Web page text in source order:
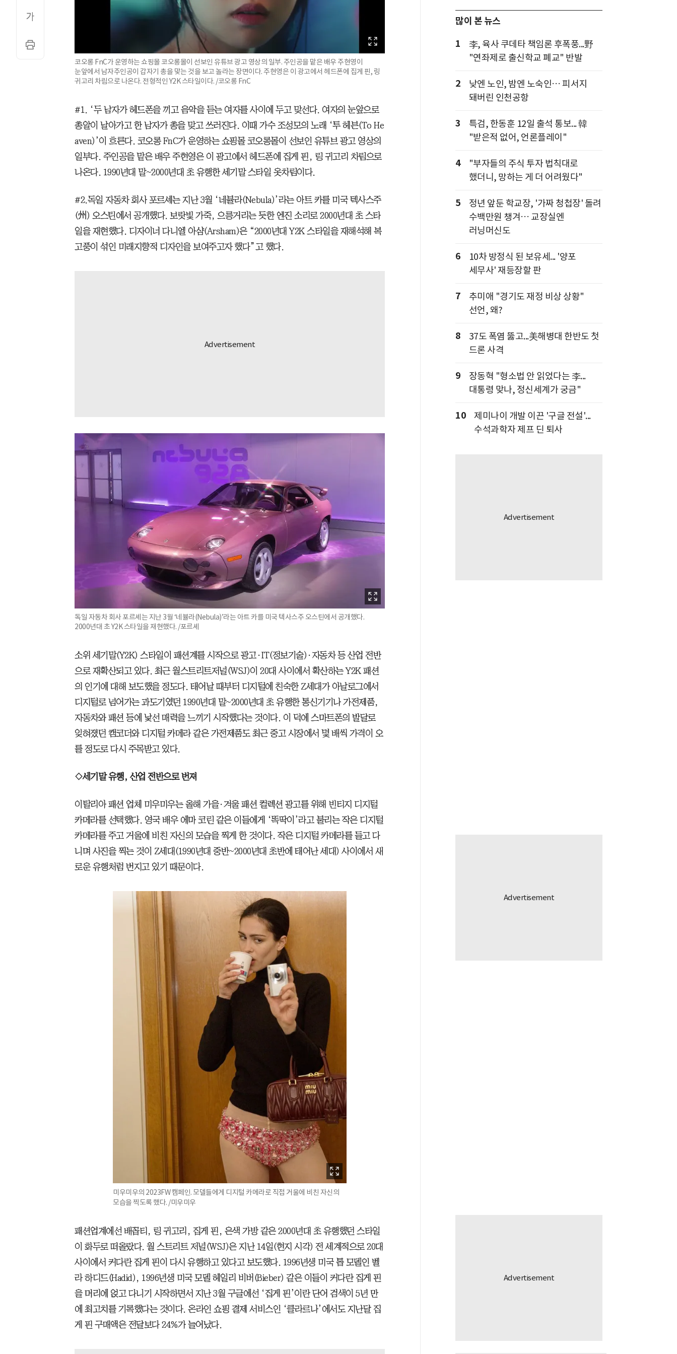
코오롱 FnC가 운영하는 쇼핑몰 코오롱몰이 선보인 유튜브 광고 영상의 일부. 주인공을 맡은 배우 주현영이
눈앞에서 남자주인공이 갑자기 총을 맞는 것을 보고 놀라는 장면이다. 주현영은 이 광고에서 헤드폰에 집게 핀, 링
귀고리 차림으로 나온다. 전형적인 Y2K 스타일이다. /코오롱 FnC
#1. ‘두 남자가 헤드폰을 끼고 음악을 듣는 여자를 사이에 두고 맞선다. 여자의 눈앞으로
총알이 날아가고 한 남자가 총을 맞고 쓰러진다. 이때 가수 조성모의 노래 ‘투 헤븐(To He
aven)’이 흐른다. 코오롱 FnC가 운영하는 쇼핑몰 코오롱몰이 선보인 유튜브 광고 영상의
일부다. 주인공을 맡은 배우 주현영은 이 광고에서 헤드폰에 집게 핀, 링 귀고리 차림으로
나온다. 1990년대 말~2000년대 초 유행한 세기말 스타일 옷차림이다.
#2.독일 자동차 회사 포르셰는 지난 3월 ‘네뷸라(Nebula)’라는 아트 카를 미국 텍사스주
(州) 오스틴에서 공개했다. 보랏빛 가죽, 으릉거리는 듯한 엔진 소리로 2000년대 초 스타
일을 재현했다. 디자이너 다니엘 아샴(Arsham)은 “2000년대 Y2K 스타일을 재해석해 복
고풍이 섞인 미래지향적 디자인을 보여주고자 했다”고 했다.
독일 자동차 회사 포르셰는 지난 3월 ‘네뷸라(Nebula)’라는 아트 카를 미국 텍사스주 오스틴에서 공개했다.
2000년대 초 Y2K 스타일을 재현했다. /포르셰
소위 세기말(Y2K) 스타일이 패션계를 시작으로 광고·IT(정보기술)·자동차 등 산업 전반
으로 재확산되고 있다. 최근 월스트리트저널(WSJ)이 20대 사이에서 확산하는 Y2K 패션
의 인기에 대해 보도했을 정도다. 태어날 때부터 디지털에 친숙한 Z세대가 아날로그에서
디지털로 넘어가는 과도기였던 1990년대 말~2000년대 초 유행한 통신기기나 가전제품,
자동차와 패션 등에 낯선 매력을 느끼기 시작했다는 것이다. 이 덕에 스마트폰의 발달로
잊혀졌던 캠코더와 디지털 카메라 같은 가전제품도 최근 중고 시장에서 몇 배씩 가격이 오
를 정도로 다시 주목받고 있다.
◇세기말 유행, 산업 전반으로 번져
이탈리아 패션 업체 미우미우는 올해 가을·겨울 패션 컬렉션 광고를 위해 빈티지 디지털
카메라를 선택했다. 영국 배우 에마 코린 같은 이들에게 ‘똑딱이’라고 불리는 작은 디지털
카메라를 주고 거울에 비친 자신의 모습을 찍게 한 것이다. 작은 디지털 카메라를 들고 다
니며 사진을 찍는 것이 Z세대(1990년대 중반~2000년대 초반에 태어난 세대) 사이에서 새
로운 유행처럼 번지고 있기 때문이다.
미우미우의 2023FW 캠페인. 모델들에게 디지털 카메라로 직접 거울에 비친 자신의
모습을 찍도록 했다. /미우미우
패션업계에선 배꼽티, 링 귀고리, 집게 핀, 은색 가방 같은 2000년대 초 유행했던 스타일
이 화두로 떠올랐다. 월 스트리트 저널(WSJ)은 지난 14일(현지 시각) 전 세계적으로 20대
사이에서 커다란 집게 핀이 다시 유행하고 있다고 보도했다. 1996년생 미국 톱 모델인 벨
라 하디드(Hadid), 1996년생 미국 모델 헤일리 비버(Bieber) 같은 이들이 커다란 집게 핀
을 머리에 얹고 다니기 시작하면서 지난 3월 구글에선 ‘집게 핀’이란 단어 검색이 5년 만
에 최고치를 기록했다는 것이다. 온라인 쇼핑 결제 서비스인 ‘클라르나’에서도 지난달 집
게 핀 구매액은 전달보다 24%가 늘어났다.
많이 본 뉴스
1
李, 육사 쿠데타 책임론 후폭풍...野
"연좌제로 출신학교 폐교" 반발
2
낮엔 노인, 밤엔 노숙인… 피서지
돼버린 인천공항
3
특검, 한동훈 12일 출석 통보... 韓
"받은적 없어, 언론플레이"
4
"부자들의 주식 투자 법칙대로
했더니, 망하는 게 더 어려웠다"
5
정년 앞둔 학교장, '가짜 청첩장' 돌려
수백만원 챙겨… 교장실엔
러닝머신도
6
10차 방정식 된 보유세... '양포
세무사' 재등장할 판
7
추미애 "경기도 재정 비상 상황"
선언, 왜?
8
37도 폭염 뚫고...美해병대 한반도 첫
드론 사격
9
장동혁 "형소법 안 읽었다는 李...
대통령 맞나, 정신세계가 궁금"
10
제미나이 개발 이끈 '구글 전설'...
수석과학자 제프 딘 퇴사